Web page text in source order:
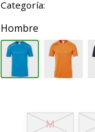
Categoría:
Hombre
M